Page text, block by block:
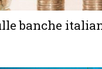
banche